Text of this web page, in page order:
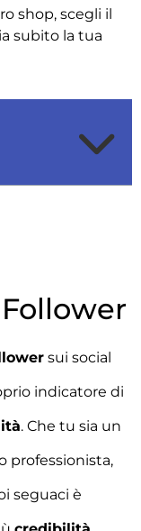
shop, scegli il
subito la tua
sui social
indicatore di
. Che tu sia un
professionista,
seguaci è